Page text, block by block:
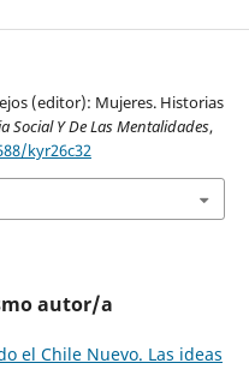
(editor): Mujeres. Historias
Social Y De Las Mentalidades,
kyr26c32
autor/a
el Chile Nuevo. Las ideas